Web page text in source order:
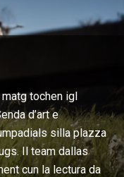
tochen igl
d’art e
silla plazza
Il team dallas
cun la lectura da